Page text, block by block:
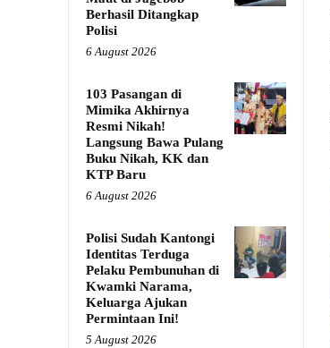
Berhasil Ditangkap
Polisi
6 August 2026
103 Pasangan di
Mimika Akhirnya
Resmi Nikah!
Langsung Bawa Pulang
Buku Nikah, KK dan
KTP Baru
6 August 2026
Polisi Sudah Kantongi
Identitas Terduga
Pelaku Pembunuhan di
Kwamki Narama,
Keluarga Ajukan
Permintaan Ini!
5 August 2026